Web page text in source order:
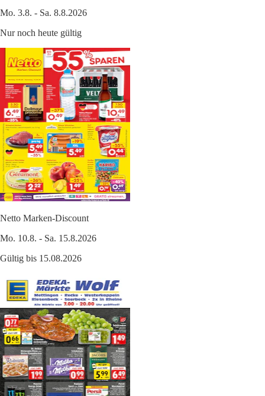
Mo. 3.8. - Sa. 8.8.2026
Nur noch heute gültig
Netto Marken-Discount
Mo. 10.8. - Sa. 15.8.2026
Gültig bis 15.08.2026